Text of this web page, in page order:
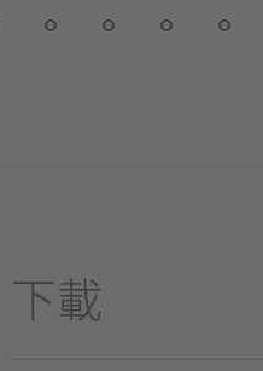
下載